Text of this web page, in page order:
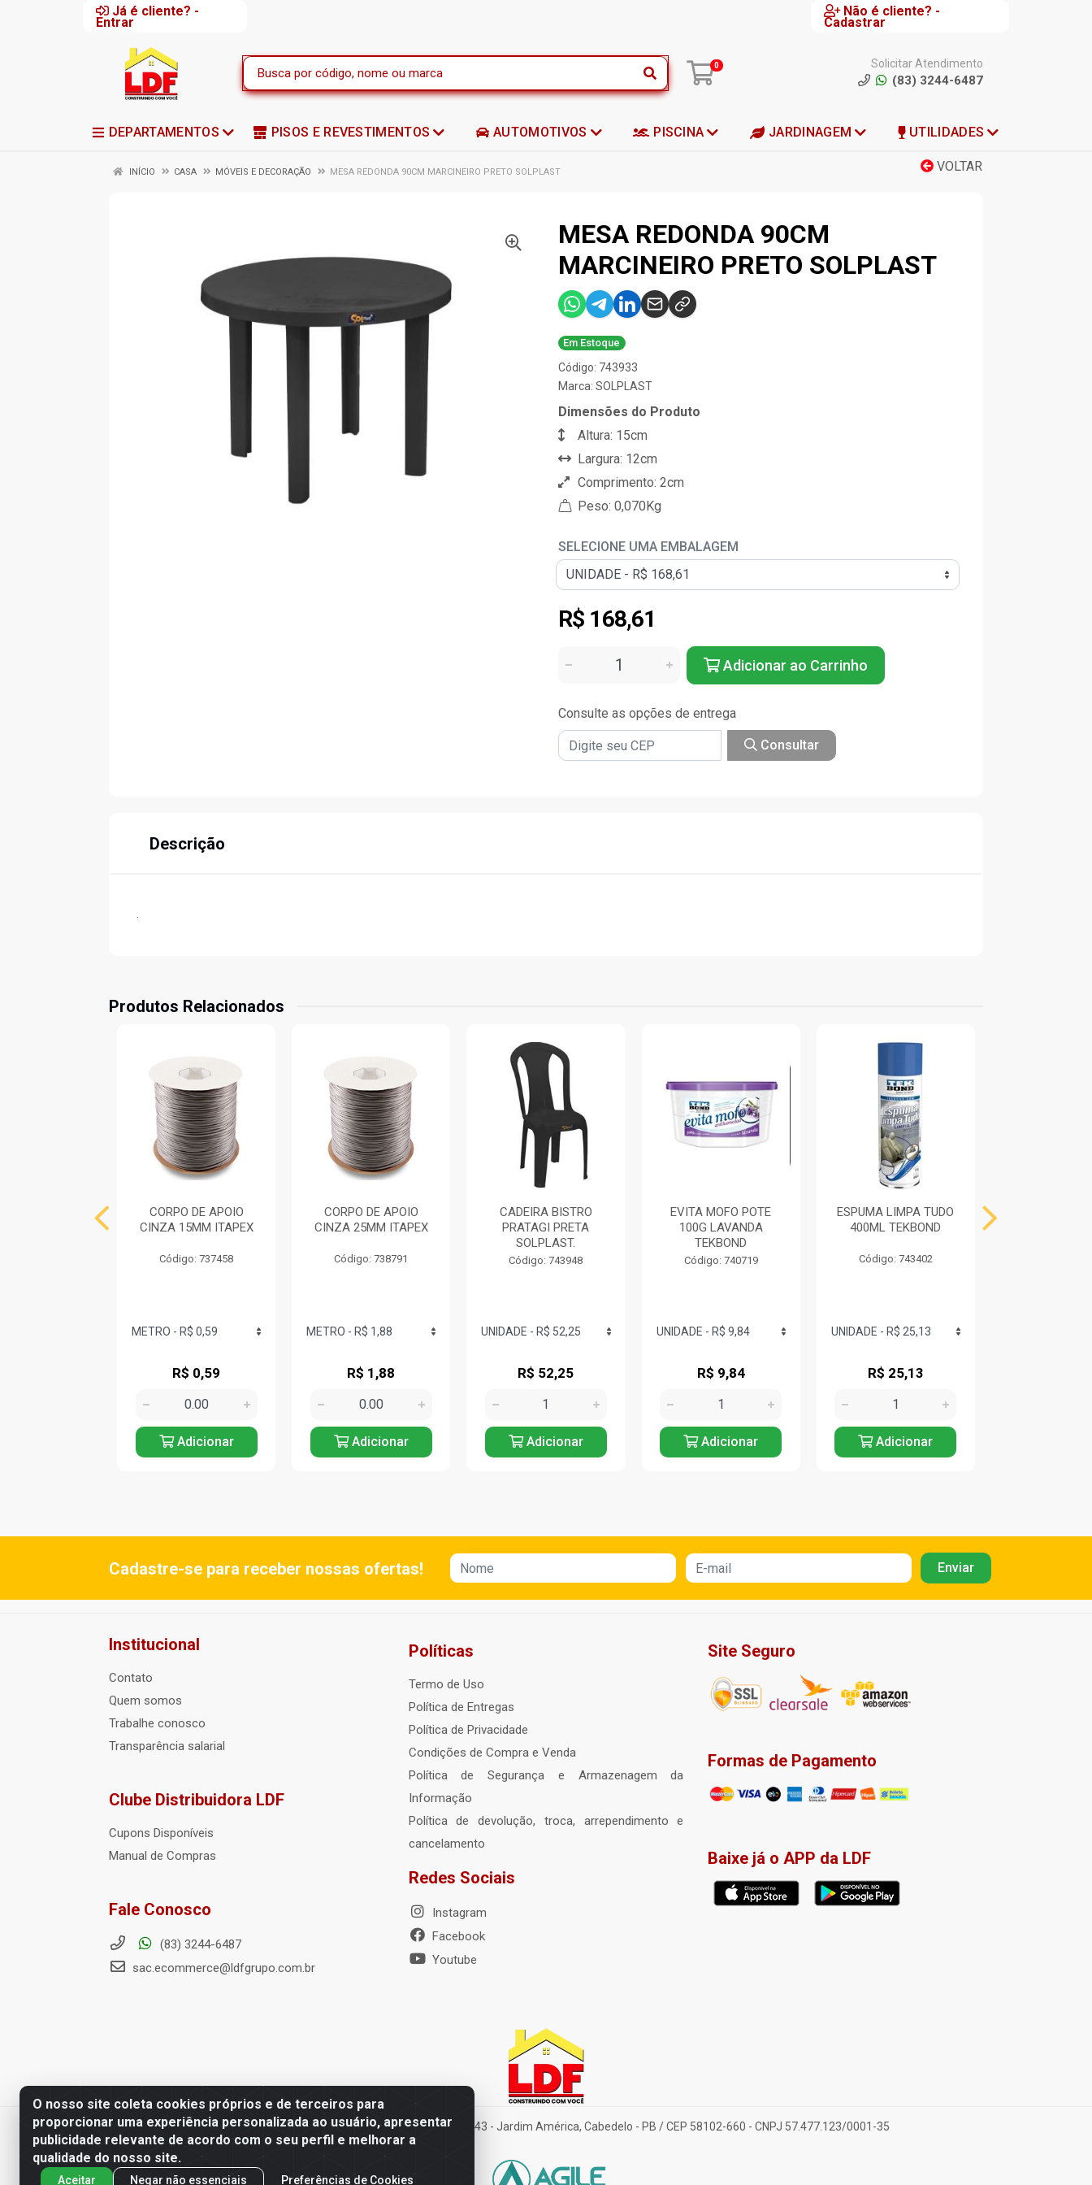
Já é cliente? -
Entrar
Não é cliente? -
Cadastrar
0 Solicitar Atendimento
(83) 3244-6487
DEPARTAMENTOS PISOS E REVESTIMENTOS AUTOMOTIVOS PISCINA JARDINAGEM UTILIDADES
VOLTAR
INÍCIO CASA MÓVEIS E DECORAÇÃO MESA REDONDA 90CM MARCINEIRO PRETO SOLPLAST
MESA REDONDA 90CM
MARCINEIRO PRETO SOLPLAST
Em Estoque
Código: 743933
Marca: SOLPLAST
Dimensões do Produto
Altura: 15cm
Largura: 12cm
Comprimento: 2cm
Peso: 0,070Kg
SELECIONE UMA EMBALAGEM
R$ 168,61
Adicionar ao Carrinho
Consulte as opções de entrega
Consultar
Descrição
.
Produtos Relacionados
CORPO DE APOIO
CINZA 15MM ITAPEX
Código: 737458
R$ 0,59
Adicionar
CORPO DE APOIO
CINZA 25MM ITAPEX
Código: 738791
R$ 1,88
Adicionar
CADEIRA BISTRO
PRATAGI PRETA
SOLPLAST.
Código: 743948
R$ 52,25
Adicionar
EVITA MOFO POTE
100G LAVANDA
TEKBOND
Código: 740719
R$ 9,84
Adicionar
ESPUMA LIMPA TUDO
400ML TEKBOND
Código: 743402
R$ 25,13
Adicionar
O nosso site coleta cookies próprios e de terceiros para
proporcionar uma experiência personalizada ao usuário, apresentar
publicidade relevante de acordo com o seu perfil e melhorar a
qualidade do nosso site.
Aceitar Negar não essenciais Preferências de Cookies
Cadastre-se para receber nossas ofertas!
Institucional
Contato
Quem somos
Trabalhe conosco
Transparência salarial
Clube Distribuidora LDF
Cupons Disponíveis
Manual de Compras
Fale Conosco
(83) 3244-6487
sac.ecommerce@ldfgrupo.com.br
Políticas
Termo de Uso
Política de Entregas
Política de Privacidade
Condições de Compra e Venda
Política de Segurança e Armazenagem da
Informação
Política de devolução, troca, arrependimento e
cancelamento
Redes Sociais
Instagram
Facebook
Youtube
Site Seguro
Formas de Pagamento
Baixe já o APP da LDF
LDF Home Center - R. Hortência Helena Amorim Brito, 1343 - Jardim América, Cabedelo - PB / CEP 58102-660 - CNPJ 57.477.123/0001-35